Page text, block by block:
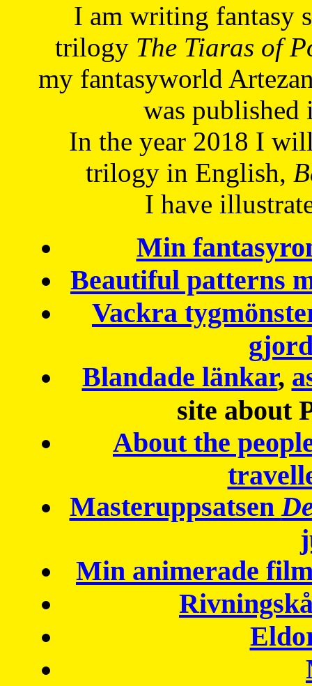
I am writing fantasy
trilogy The Tiaras of
my fantasyworld
was published
In the year 2018 I
trilogy in English,
I have
Min
Beautiful patterns
Vackra
Blandade länkar,
site about
About the
Masteruppsatsen
Min animerade